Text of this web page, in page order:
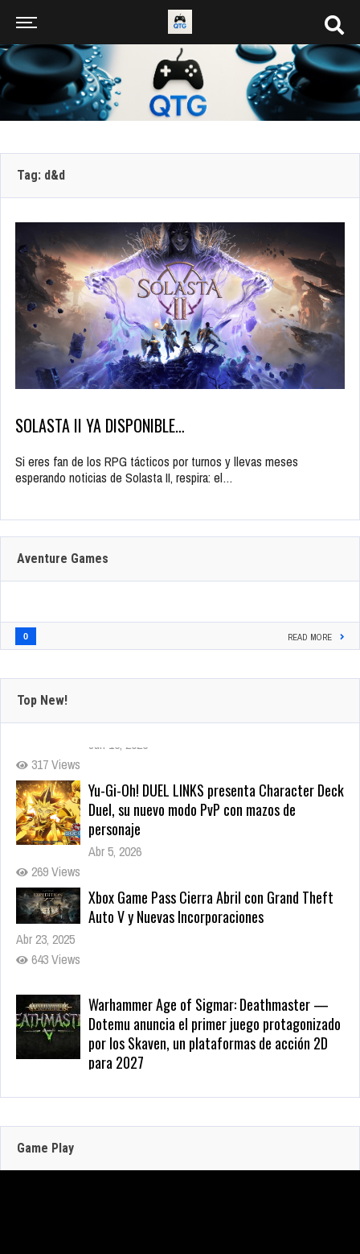
Tag: d&d
SOLASTA II YA DISPONIBLE…
Si eres fan de los RPG tácticos por turnos y llevas meses
esperando noticias de Solasta II, respira: el…
Aventure Games
0 READ MORE
Top New!
Duel, su nuevo modo PvP con mazos de
personaje
Abr 5, 2026
Auto V y Nuevas Incorporaciones
Abr 23, 2025
643 Views
Dotemu anuncia el primer juego protagonizado
por los Skaven, un plataformas de acción 2D
para 2027
Zenless Zone Zero 3.0 llega a Steam el 17 de
actualiza RTX Remix 1.5
317 Views
Game Play